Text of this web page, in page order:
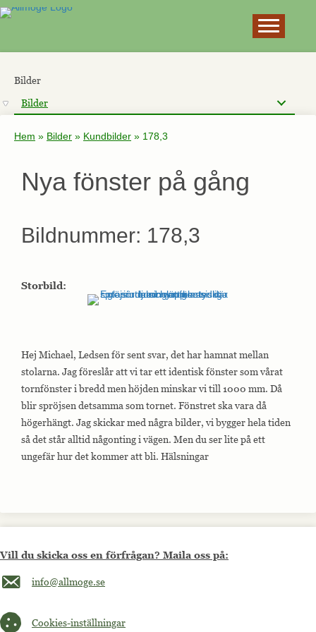
Bilder
Bilder
Hem » Bilder » Kundbilder » 178,3
Nya fönster på gång
Bildnummer: 178,3
Storbild:
Hej Michael, Ledsen för sent svar, det har hamnat mellan
stolarna. Jag föreslår att vi tar ett identisk fönster som vårat
tornfönster i bredd men höjden minskar vi till 1000 mm. Då
blir spröjsen detsamma som tornet. Fönstret ska vara då
högerhängt. Jag skickar med några bilder, vi bygger hela tiden
så det står alltid någonting i vägen. Men du ser lite på ett
ungefär hur det kommer att bli. Hälsningar
Vill du skicka oss en förfrågan? Maila oss på:
Maila oss på info@allmoge.se
info@allmoge.se
Cookies-inställningar
Cookies-inställningar